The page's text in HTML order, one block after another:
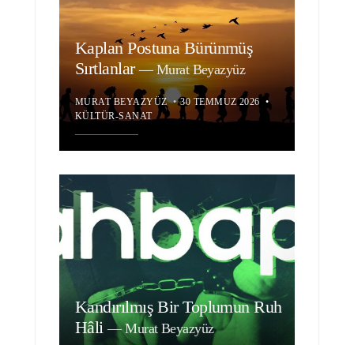
Kaplan Postuna Bürünmüş
Sırtlanlar—Murat Beyazyüz
MURAT BEYAZYÜZ • 30 TEMMUZ 2026 •
KÜLTÜR-SANAT
Kandırılmış Bir Toplumun Ruh
Hâli—Murat Beyazyüz